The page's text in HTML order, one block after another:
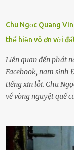
để được giúp đỡ thì
có biết gì đâu Nhiều
lầm, thì họ cũng
không dạy con cẩn...
Chu Ngọc Quang
thể hiện vô ơn với
Liên quan đến phát
Facebook, nam sinh
tiếng xin lỗi. Chu
về vòng nguyệt quế
chưa phù hợp, gây
Trường THPT